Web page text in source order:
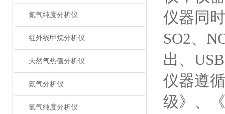
氮气纯度分析仪
红外线甲烷分析仪
天然气热值分析仪
氨气分析仪
氢气纯度分析仪
仪器同
SO2、
出、
仪器遵
级》、